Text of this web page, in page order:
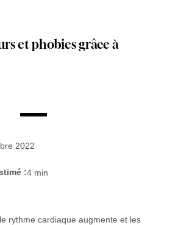
et phobies grâce à
2022
:4 min
rythme cardiaque augmente et les